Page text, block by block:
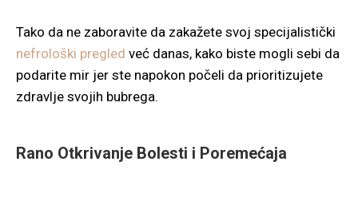
Tako da ne zaboravite da zakažete svoj specijalistički
nefrološki pregled već danas, kako biste mogli sebi da
podarite mir jer ste napokon počeli da prioritizujete
zdravlje svojih bubrega.
Rano Otkrivanje Bolesti i Poremećaja